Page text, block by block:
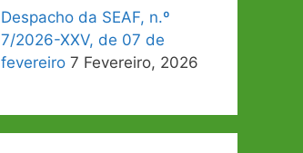
Despacho da SEAF, n.º
7/2026-XXV, de 07 de
fevereiro 7 Fevereiro, 2026